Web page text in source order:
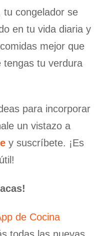
tu congelador se
en tu vida diaria y
mejor que
tengas tu verdura
para incorporar
un vistazo a
y suscríbete. ¡Es
de Cocina